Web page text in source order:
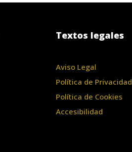
Textos legales
Aviso Legal
Política de Privacidad
Política de Cookies
Accesibilidad